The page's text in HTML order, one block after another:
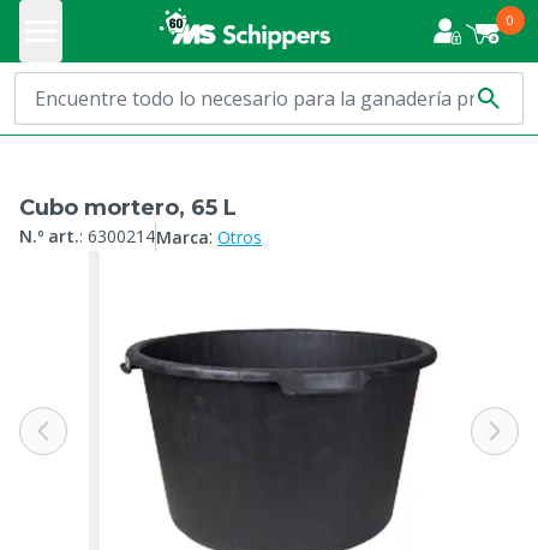
0
Cubo mortero, 65 L
N.º art.: 6300214Marca: Otros